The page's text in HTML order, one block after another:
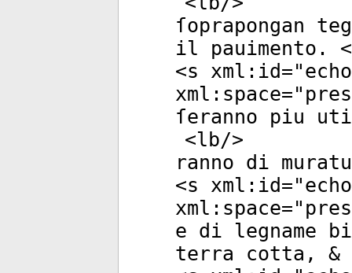
ſoprapongan
il pauimento.
<s xml:id="
xml:space="
ſeranno piu
<lb/>
ranno di
<s xml:id="
xml:space="
e di legname
terra cotta, &